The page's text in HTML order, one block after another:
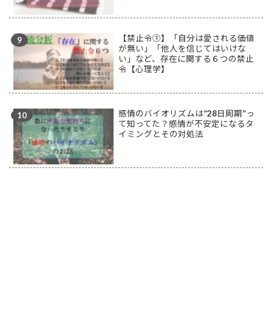
【禁止令①】「自分は愛される価値
が無い」「他人を信じてはいけな
い」など、存在に関する６つの禁止
令【心理学】
感情のバイオリズムは”28日周期”っ
て知ってた？感情が不安定になるタ
イミングとその対処法